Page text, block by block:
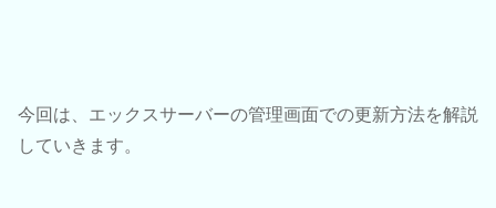
今回は、エックスサーバーの管理画面での更新方法を解説
していきます。